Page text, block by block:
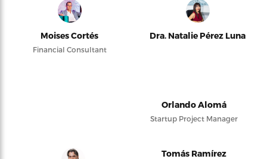
Moises Cortés
Financial Consultant
Dra. Natalie Pérez Luna
Orlando Alomá
Startup Project Manager
Tomás Ramírez